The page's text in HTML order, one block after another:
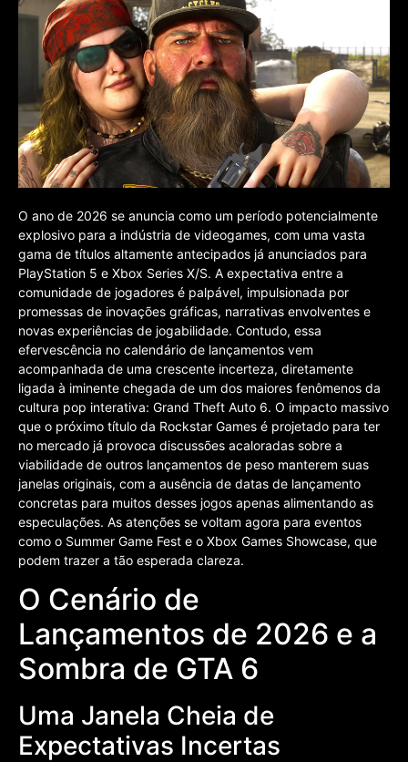
O ano de 2026 se anuncia como um período potencialmente
explosivo para a indústria de videogames, com uma vasta
gama de títulos altamente antecipados já anunciados para
PlayStation 5 e Xbox Series X/S. A expectativa entre a
comunidade de jogadores é palpável, impulsionada por
promessas de inovações gráficas, narrativas envolventes e
novas experiências de jogabilidade. Contudo, essa
efervescência no calendário de lançamentos vem
acompanhada de uma crescente incerteza, diretamente
ligada à iminente chegada de um dos maiores fenômenos da
cultura pop interativa: Grand Theft Auto 6. O impacto massivo
que o próximo título da Rockstar Games é projetado para ter
no mercado já provoca discussões acaloradas sobre a
viabilidade de outros lançamentos de peso manterem suas
janelas originais, com a ausência de datas de lançamento
concretas para muitos desses jogos apenas alimentando as
especulações. As atenções se voltam agora para eventos
como o Summer Game Fest e o Xbox Games Showcase, que
podem trazer a tão esperada clareza.
O Cenário de
Lançamentos de 2026 e a
Sombra de GTA 6
Uma Janela Cheia de
Expectativas Incertas